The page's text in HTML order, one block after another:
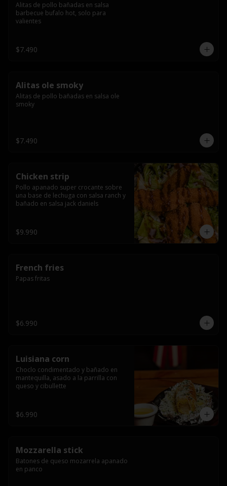
Alitas de pollo bañadas en salsa
barbecue bufalo hot, solo para
valientes
$7.490
Alitas ole smoky
Alitas de pollo bañadas en salsa ole
smoky
$7.490
Chicken strip
Pollo apanado super crocante sobre
una base de lechuga con salsa ranch y
bañado en salsa jack daniels
$9.990
French fries
Papas fritas
$6.990
Luisiana corn
Choclo condimentado y bañado en
mantequilla, asado a la parrilla con
queso y cibullette
$6.990
Mozzarella stick
Batones de queso mozarrela apanado
en panco